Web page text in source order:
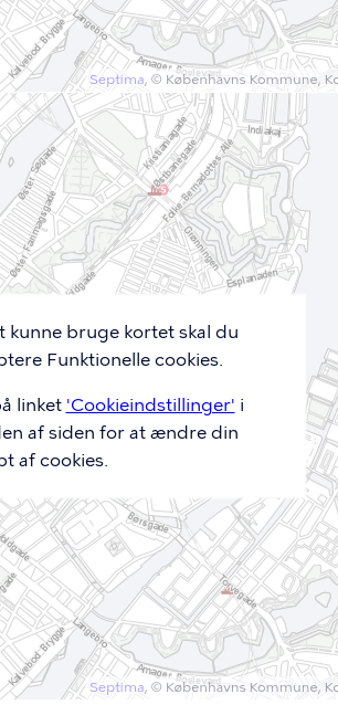
kunne bruge kortet skal du
Funktionelle cookies.
linket 'Cookieindstillinger' i
af siden for at ændre din
af cookies.